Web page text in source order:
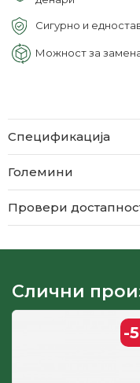
Сигурно и
Можност за
Спецификација
Големини
Провери
Слични
-